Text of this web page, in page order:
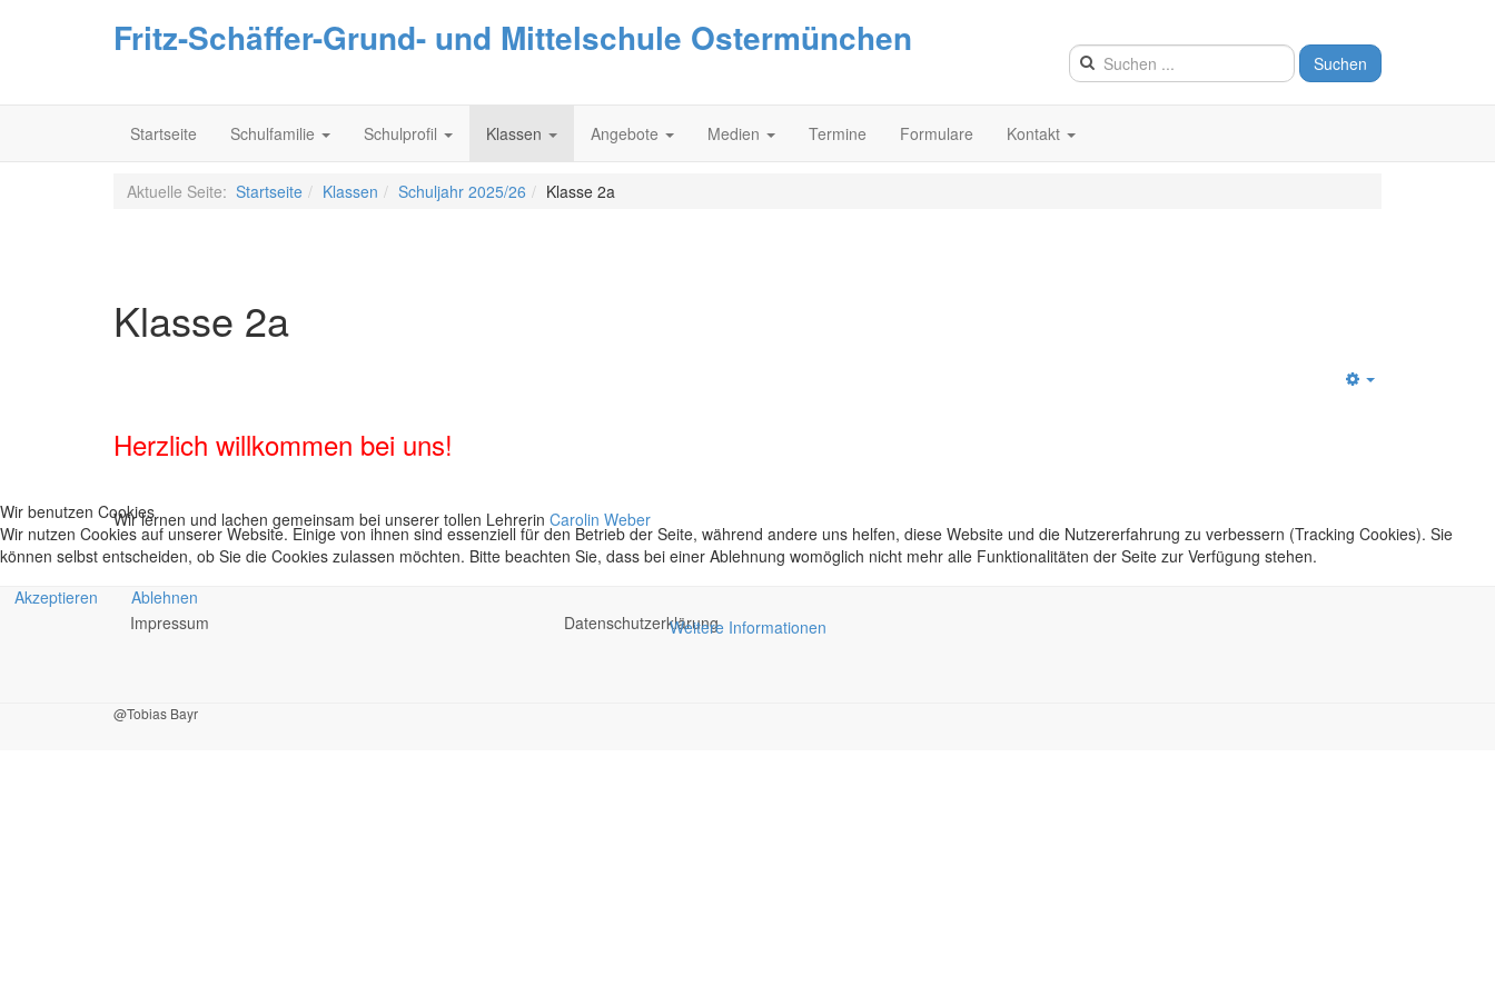
Fritz-Schäffer-Grund- und Mittelschule Ostermünchen
Suchen
Startseite Schulfamilie Schulprofil Klassen Angebote Medien Termine Formulare Kontakt
Aktuelle Seite: Startseite Klassen Schuljahr 2025/26 Klasse 2a
Klasse 2a
Herzlich willkommen bei uns!
Wir lernen und lachen gemeinsam bei unserer tollen Lehrerin Carolin Weber
Impressum Datenschutzerklärung
@Tobias Bayr
Wir benutzen Cookies
Wir nutzen Cookies auf unserer Website. Einige von ihnen sind essenziell für den Betrieb der Seite, während andere uns helfen, diese Website und die Nutzererfahrung zu verbessern (Tracking Cookies). Sie
können selbst entscheiden, ob Sie die Cookies zulassen möchten. Bitte beachten Sie, dass bei einer Ablehnung womöglich nicht mehr alle Funktionalitäten der Seite zur Verfügung stehen.
Akzeptieren
Ablehnen
Weitere Informationen